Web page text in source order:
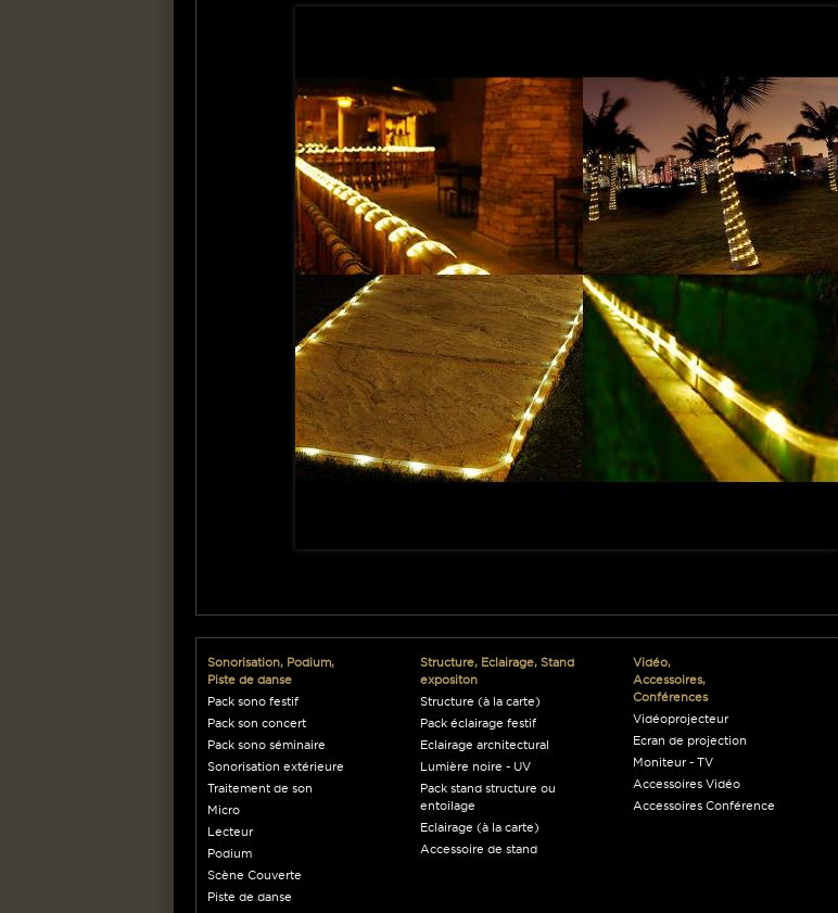
Sonorisation, Podium,
Piste de danse
Pack sono festif
Pack son concert
Pack sono séminaire
Sonorisation extérieure
Traitement de son
Micro
Lecteur
Podium
Scène Couverte
Piste de danse
Structure, Eclairage, Stand
expositon
Structure (à la carte)
Pack éclairage festif
Eclairage architectural
Lumière noire - UV
Pack stand structure ou
entoilage
Eclairage (à la carte)
Accessoire de stand
Vidéo,
Accessoires,
Conférences
Vidéoprojecteur
Ecran de projection
Moniteur - TV
Accessoires Vidéo
Accessoires Conférence